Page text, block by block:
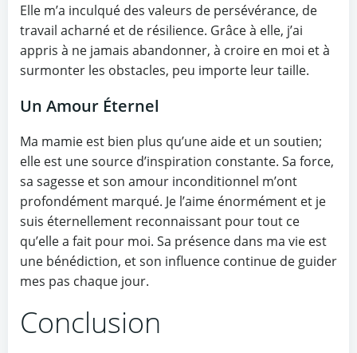
Elle m’a inculqué des valeurs de persévérance, de
travail acharné et de résilience. Grâce à elle, j’ai
appris à ne jamais abandonner, à croire en moi et à
surmonter les obstacles, peu importe leur taille.
Un Amour Éternel
Ma mamie est bien plus qu’une aide et un soutien;
elle est une source d’inspiration constante. Sa force,
sa sagesse et son amour inconditionnel m’ont
profondément marqué. Je l’aime énormément et je
suis éternellement reconnaissant pour tout ce
qu’elle a fait pour moi. Sa présence dans ma vie est
une bénédiction, et son influence continue de guider
mes pas chaque jour.
Conclusion